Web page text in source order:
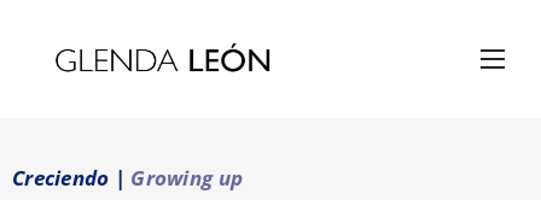
Creciendo | Growing up